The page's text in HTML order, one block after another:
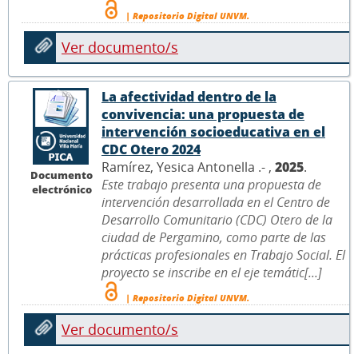
| Repositorio Digital UNVM.
Ver documento/s
Documento
electrónico
La afectividad dentro de la
convivencia: una propuesta de
intervención socioeducativa en el
CDC Otero 2024
Ramírez, Yesica Antonella .- , 2025.
Este trabajo presenta una propuesta de
intervención desarrollada en el Centro de
Desarrollo Comunitario (CDC) Otero de la
ciudad de Pergamino, como parte de las
prácticas profesionales en Trabajo Social. El
proyecto se inscribe en el eje temátic[...]
| Repositorio Digital UNVM.
Ver documento/s